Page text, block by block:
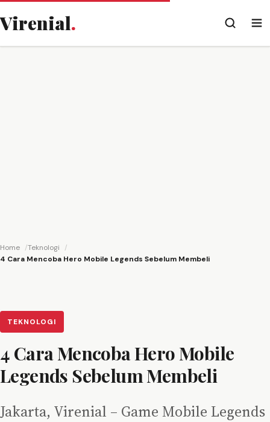
Virenial.
Home
Teknologi
4 Cara Mencoba Hero Mobile Legends Sebelum Membeli
TEKNOLOGI
4 Cara Mencoba Hero Mobile
Legends Sebelum Membeli
Jakarta, Virenial – Game Mobile Legends